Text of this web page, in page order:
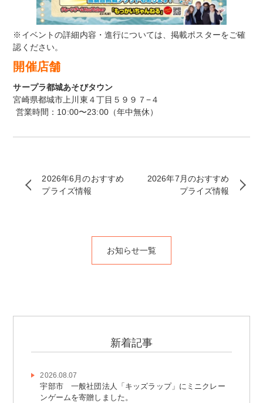
※イベントの詳細内容・進行については、掲載ポスターをご確
認ください。
開催店舗
サープラ都城あそびタウン
宮崎県都城市上川東４丁目５９９７−４
営業時間：10:00〜23:00（年中無休）
2026年6月のおすすめ
プライズ情報
2026年7月のおすすめ
プライズ情報
お知らせ一覧
新着記事
2026.08.07
宇部市 一般社団法人「キッズラップ」にミニクレー
ンゲームを寄贈しました。